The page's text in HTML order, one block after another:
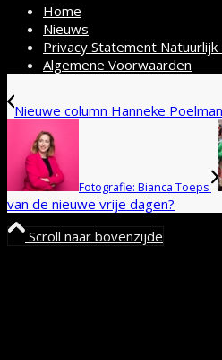
Home
Nieuws
Privacy Statement
Algemene Voorwaarden
Nieuwe column Hanneke
Fotografie: Bianca Toeps
van de nieuwe vrije dagen?
Scroll naar bovenzijde